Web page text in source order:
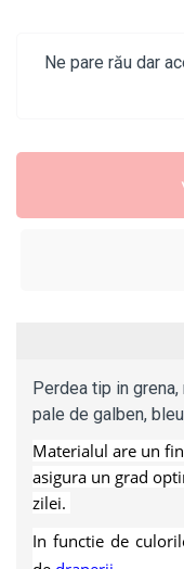
Ne pare rău dar
Perdea tip in
pale de galben,
Materialul are un
asigura un grad
zilei.
In functie de